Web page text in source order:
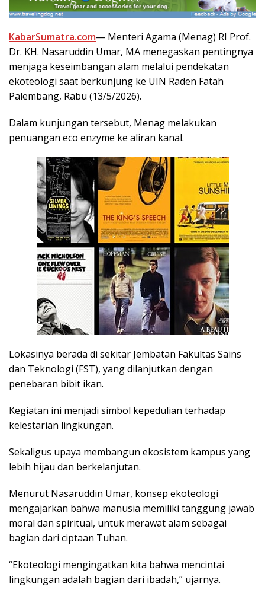
KabarSumatra.com— Menteri Agama (Menag) RI Prof.
Dr. KH. Nasaruddin Umar, MA menegaskan pentingnya
menjaga keseimbangan alam melalui pendekatan
ekoteologi saat berkunjung ke UIN Raden Fatah
Palembang, Rabu (13/5/2026).
Dalam kunjungan tersebut, Menag melakukan
penuangan eco enzyme ke aliran kanal.
Lokasinya berada di sekitar Jembatan Fakultas Sains
dan Teknologi (FST), yang dilanjutkan dengan
penebaran bibit ikan.
Kegiatan ini menjadi simbol kepedulian terhadap
kelestarian lingkungan.
Sekaligus upaya membangun ekosistem kampus yang
lebih hijau dan berkelanjutan.
Menurut Nasaruddin Umar, konsep ekoteologi
mengajarkan bahwa manusia memiliki tanggung jawab
moral dan spiritual, untuk merawat alam sebagai
bagian dari ciptaan Tuhan.
“Ekoteologi mengingatkan kita bahwa mencintai
lingkungan adalah bagian dari ibadah,” ujarnya.